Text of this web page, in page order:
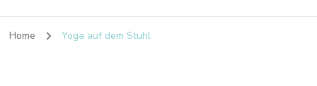
Home Yoga auf dem Stuhl